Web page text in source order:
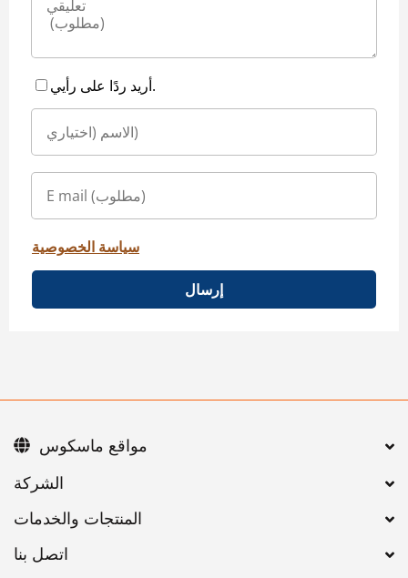
أريد ردًا على رأيي.
سياسة الخصوصية
إرسال
اتصل بنا
مواقع ماسكوس